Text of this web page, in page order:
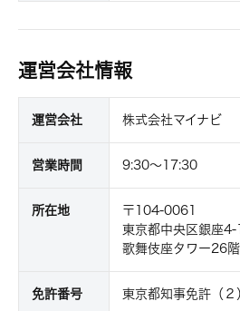
運営会社情報
運営会社 株式会社マイナビ
営業時間 9:30～17:30
所在地
〒104-0061
東京都中央区銀座
歌舞伎座タワー26階
免許番号 東京都知事免許（